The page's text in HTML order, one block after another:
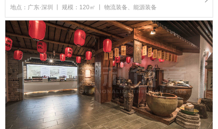
地点：广东·深圳 丨 规模：120㎡ 丨 物流装备、能源装备